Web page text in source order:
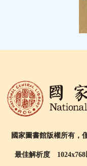
國家圖書館版權所有，
最佳解析度 1024x768